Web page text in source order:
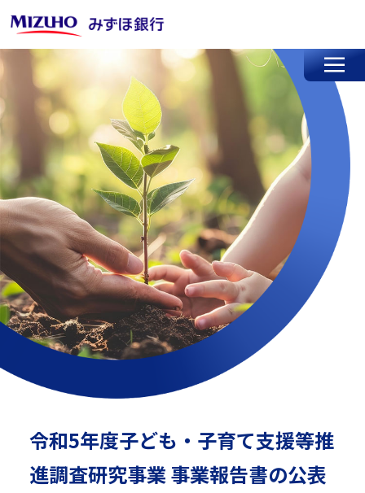
令和5年度子ども・子育て支援等推
進調査研究事業 事業報告書の公表